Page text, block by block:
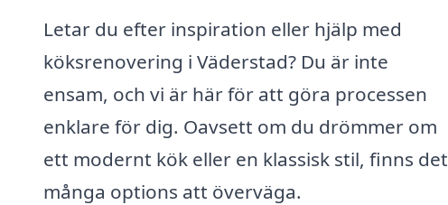
Letar du efter inspiration eller hjälp med
köksrenovering i Väderstad? Du är inte
ensam, och vi är här för att göra processen
enklare för dig. Oavsett om du drömmer om
ett modernt kök eller en klassisk stil, finns det
många options att överväga.